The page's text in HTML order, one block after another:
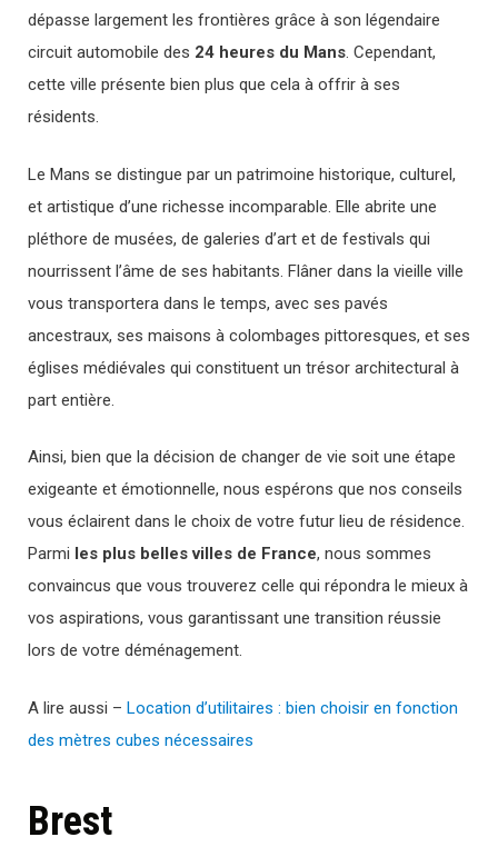
dépasse largement les frontières grâce à son légendaire
circuit automobile des 24 heures du Mans. Cependant,
cette ville présente bien plus que cela à offrir à ses
résidents.
Le Mans se distingue par un patrimoine historique, culturel,
et artistique d’une richesse incomparable. Elle abrite une
pléthore de musées, de galeries d’art et de festivals qui
nourrissent l’âme de ses habitants. Flâner dans la vieille ville
vous transportera dans le temps, avec ses pavés
ancestraux, ses maisons à colombages pittoresques, et ses
églises médiévales qui constituent un trésor architectural à
part entière.
Ainsi, bien que la décision de changer de vie soit une étape
exigeante et émotionnelle, nous espérons que nos conseils
vous éclairent dans le choix de votre futur lieu de résidence.
Parmi les plus bellesvilles de France, nous sommes
convaincus que vous trouverez celle qui répondra le mieux à
vos aspirations, vous garantissant une transition réussie
lors de votre déménagement.
A lire aussi – Location d’utilitaires : bien choisir en fonction
des mètres cubes nécessaires
Brest